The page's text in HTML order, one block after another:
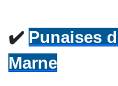
✔️ Punaises
Marne